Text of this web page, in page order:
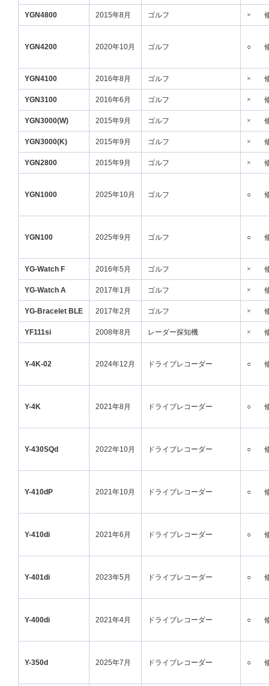
YGN4800 2015年8月 ゴルフ ×
YGN4200 2020年10月 ゴルフ ○
YGN4100 2016年8月 ゴルフ ×
YGN3100 2016年6月 ゴルフ ×
YGN3000(W) 2015年9月 ゴルフ ×
YGN3000(K) 2015年9月 ゴルフ ×
YGN2800 2015年9月 ゴルフ ×
YGN1000 2025年10月 ゴルフ ○
YGN100 2025年9月 ゴルフ ○
YG-Watch F 2016年5月 ゴルフ ×
YG-Watch A 2017年1月 ゴルフ ×
YG-Bracelet BLE 2017年2月 ゴルフ ×
YF111si 2008年8月 レーダー探知機 ×
Y-4K-02 2024年12月 ドライブレコーダー ○
Y-4K 2021年8月 ドライブレコーダー ○
Y-430SQd 2022年10月 ドライブレコーダー ○
Y-410dP 2021年10月 ドライブレコーダー ○
Y-410di 2021年6月 ドライブレコーダー ○
Y-401di 2023年5月 ドライブレコーダー ○
Y-400di 2021年4月 ドライブレコーダー ○
Y-350d 2025年7月 ドライブレコーダー ○